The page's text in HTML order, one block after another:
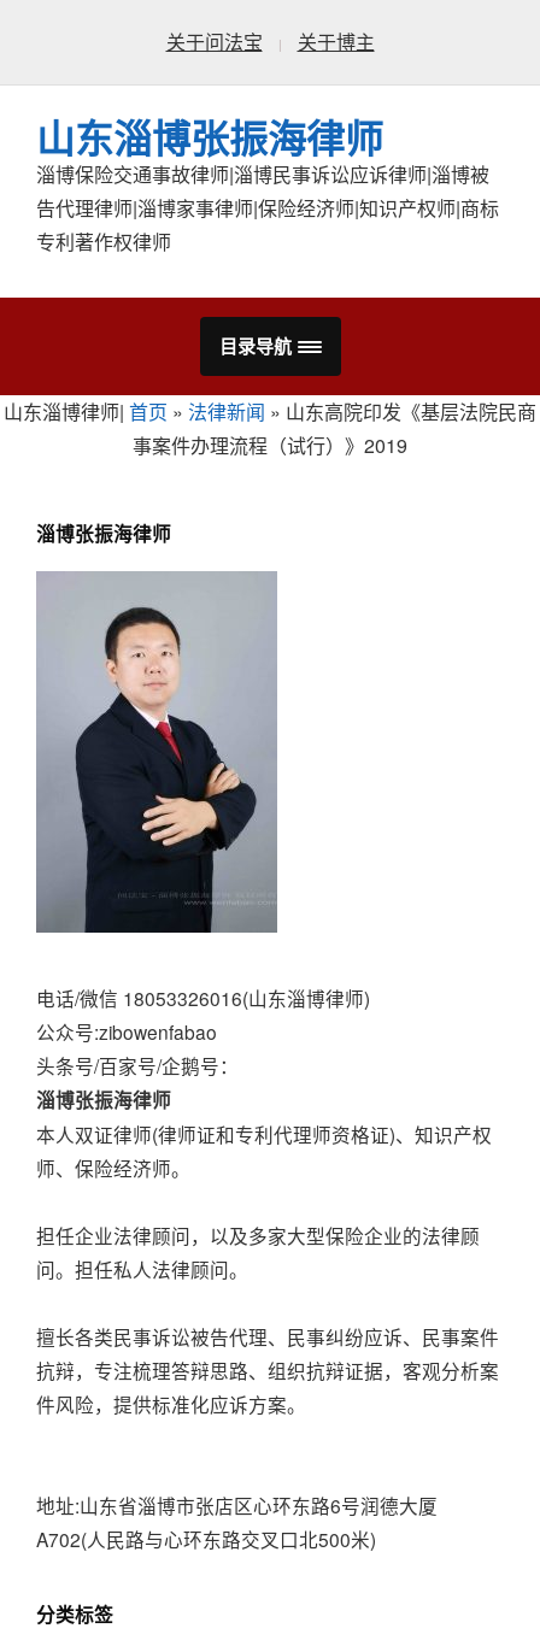
关于问法宝 关于博主
山东淄博张振海律师
淄博保险交通事故律师|淄博民事诉讼应诉律师|淄博被
告代理律师|淄博家事律师|保险经济师|知识产权师|商标
专利著作权律师
目录导航
山东淄博律师| 首页 » 法律新闻 » 山东高院印发《基层法院民商
事案件办理流程（试行）》2019
淄博张振海律师
电话/微信 18053326016(山东淄博律师)
公众号:zibowenfabao
头条号/百家号/企鹅号：
淄博张振海律师
本人双证律师(律师证和专利代理师资格证)、知识产权
师、保险经济师。
担任企业法律顾问，以及多家大型保险企业的法律顾
问。担任私人法律顾问。
擅长各类民事诉讼被告代理、民事纠纷应诉、民事案件
抗辩，专注梳理答辩思路、组织抗辩证据，客观分析案
件风险，提供标准化应诉方案。
地址:山东省淄博市张店区心环东路6号润德大厦
A702(人民路与心环东路交叉口北500米)
分类标签